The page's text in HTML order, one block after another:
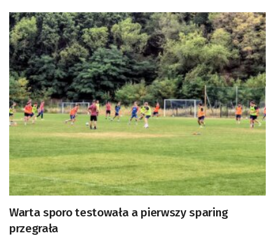
Warta sporo testowała a pierwszy sparing
przegrała